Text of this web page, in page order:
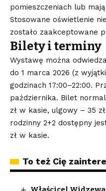
pomieszczeniach lub
Stosowane oświetlenie
zostało zaakceptowane
Bilety i terminy
Wystawę można
do 1 marca 2026 (z
godzinach 17:00–22:00.
października. Bilet
zł w kasie, ulgowy – 35
rodzinny 2+2 dostępny
zł w kasie.
To też Cię